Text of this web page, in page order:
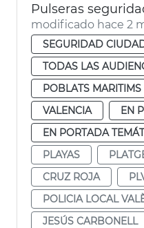
modificado hace 2
SEGURIDAD
TODAS LAS
POBLATS MARITIMS
VALENCIA
EN
EN PORTADA
PLAYAS
CRUZ ROJA
POLICIA LOCAL
JESÚS CARBONELL